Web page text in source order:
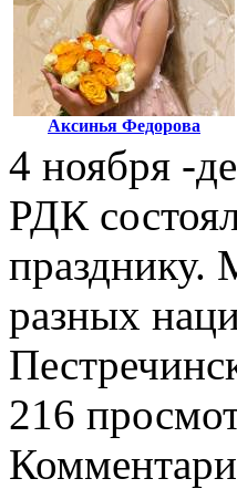
Аксинья Федорова
4 ноября -
РДК
празднику.
разных
216